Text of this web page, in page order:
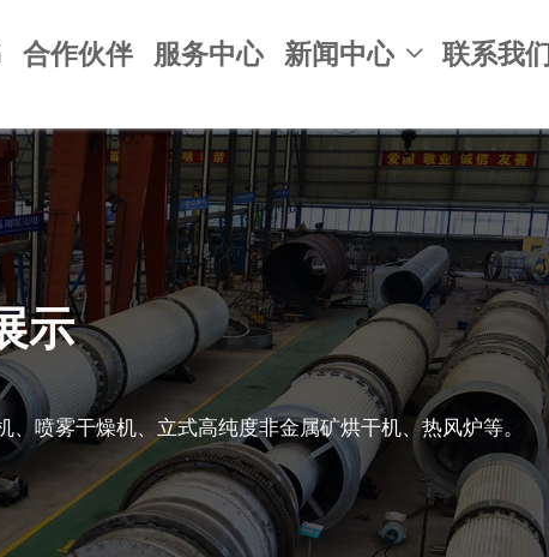
合作伙伴 服务中心 新闻中心  联系我们
示
喷雾干燥机、立式高纯度非金属矿烘干机、热风炉等。